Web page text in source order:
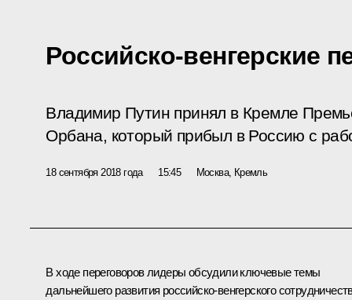
Российско-венгерские
Владимир Путин принял в Кремле
Орбана, который прибыл в Россию с
18 сентября 2018 года 15:45 Москва, Кремль
В ходе переговоров лидеры обсудили ключевые темы
дальнейшего развития российско-венгерского